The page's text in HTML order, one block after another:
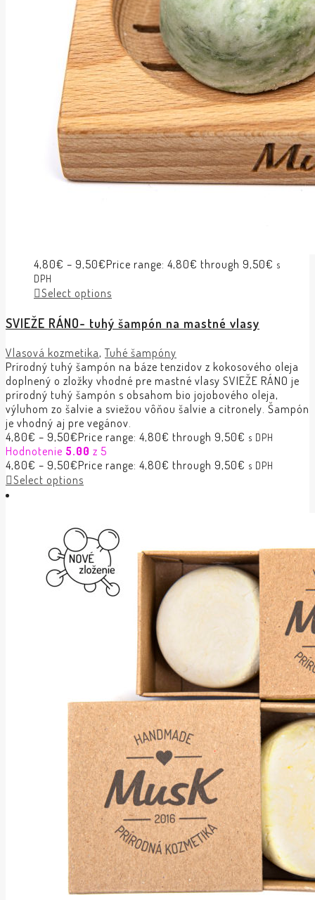
4,80€ – 9,50€Price range: 4,80€ through 9,50€ s
DPH
Select options
SVIEŽE RÁNO- tuhý šampón na mastné vlasy
Vlasová kozmetika, Tuhé šampóny
Prírodný tuhý šampón na báze tenzidov z kokosového oleja
doplnený o zložky vhodné pre mastné vlasy SVIEŽE RÁNO je
prírodný tuhý šampón s obsahom bio jojobového oleja,
výluhom zo šalvie a sviežou vôňou šalvie a citronely. Šampón
je vhodný aj pre vegánov.
4,80€ – 9,50€Price range: 4,80€ through 9,50€ s DPH
Hodnotenie 5.00 z 5
4,80€ – 9,50€Price range: 4,80€ through 9,50€ s DPH
Select options